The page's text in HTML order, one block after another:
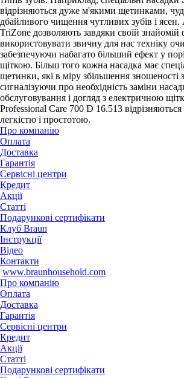
відрізняються дуже м'якими щетинками,
дбайливого чищення чутливих зубів і
TriZone дозволяють завдяки своїй знайомій
використовувати звичну для нас техніку
забезпечуючи набагато більший ефект у
щіткою. Більш того кожна насадка має
щетинки, які в міру збільшення зношеності
сигналізуючи про необхідність заміни
обслуговування і догляд з електричною
Professional Care 700 D 16.513
легкістю і простотою.
Про компанію
Оплата
Доставка
Гарантія
Сервісні центри
Кредит
Акції
Статті
Подарункові сертифікати
Клуб Braun
Iнструкції
Відео
Контакти
www.braunhousehold.com
Про компанію
Оплата
Доставка
Гарантія
Сервісні центри
Кредит
Акції
Статті
Подарункові сертифікати